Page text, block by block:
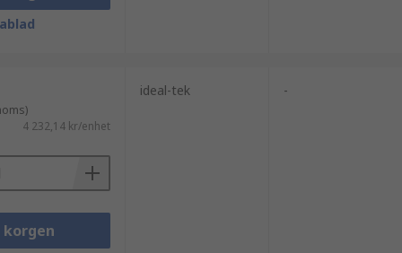
4 232,14 kr/enhet
korgen
ideal-tek -